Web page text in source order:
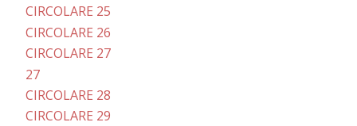
CIRCOLARE 25
CIRCOLARE 26
CIRCOLARE 27
27
CIRCOLARE 28
CIRCOLARE 29